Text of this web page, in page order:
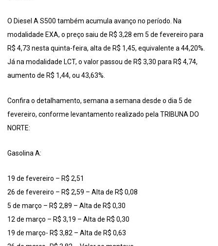
O Diesel A S500 também acumula avanço no período. Na
modalidade EXA, o preço saiu de R$ 3,28 em 5 de fevereiro para
R$ 4,73 nesta quinta-feira, alta de R$ 1,45, equivalente a 44,20%.
Já na modalidade LCT, o valor passou de R$ 3,30 para R$ 4,74,
aumento de R$ 1,44, ou 43,63%.
Confira o detalhamento, semana a semana desde o dia 5 de
fevereiro, conforme levantamento realizado pela TRIBUNA DO
NORTE:
Gasolina A:
19 de fevereiro – R$ 2,51
26 de fevereiro – R$ 2,59 – Alta de R$ 0,08
5 de março – R$ 2,89 – Alta de R$ 0,30
12 de março – R$ 3,19 – Alta de R$ 0,30
19 de março- R$ 3,82 – Alta de R$ 0,63